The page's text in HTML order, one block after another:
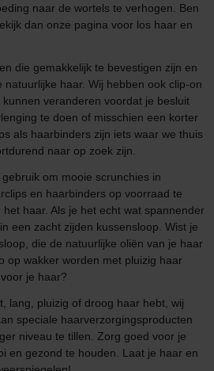
naar de wortels te verhogen. Ben
dan onze pagina voor los haar en
die gemakkelijk te bevestigen zijn en
haar. Wij hebben ook clip-on
veranderen voordat je besluit
te doen of misschien een korter
als haarbinders zijn iets waar we thuis
naar op zoek zijn.
om mooie scrunchies in
en haarbinders op voorraad te
haar. Als je het echt wat spannender
een zacht zijden kussensloop. Wist je
die de natuurlijke oliën van je haar
op wakker worden met pluizig haar
je haar?
lang, pluizig of droog haar hebt, wij
speciale haarverzorgingsproducten
niveau te tillen. Zorg goed voor je
en gezond te houden. Laat je haar en